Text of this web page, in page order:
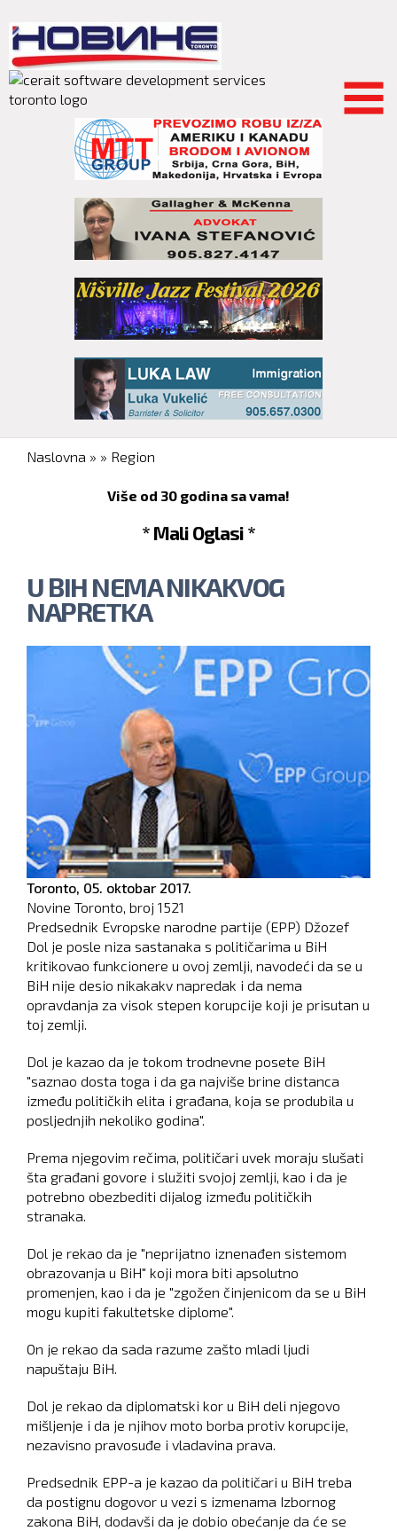
main
content
You are here
Naslovna » » Region
Više od 30 godina sa vama!
* Mali Oglasi *
U BIH NEMA NIKAKVOG
NAPRETKA
Toronto, 05. oktobar 2017.
Novine Toronto, broj 1521
Predsednik Evropske narodne partije (EPP) Džozef
Dol je posle niza sastanaka s političarima u BiH
kritikovao funkcionere u ovoj zemlji, navodeći da se u
BiH nije desio nikakakv napredak i da nema
opravdanja za visok stepen korupcije koji je prisutan u
toj zemlji.
Dol je kazao da je tokom trodnevne posete BiH
"saznao dosta toga i da ga najviše brine distanca
između političkih elita i građana, koja se produbila u
posljednjih nekoliko godina".
Prema njegovim rečima, političari uvek moraju slušati
šta građani govore i služiti svojoj zemlji, kao i da je
potrebno obezbediti dijalog između političkih
stranaka.
Dol je rekao da je "neprijatno iznenađen sistemom
obrazovanja u BiH" koji mora biti apsolutno
promenjen, kao i da je "zgožen činjenicom da se u BiH
mogu kupiti fakultetske diplome".
On je rekao da sada razume zašto mladi ljudi
napuštaju BiH.
Dol je rekao da diplomatski kor u BiH deli njegovo
mišljenje i da je njihov moto borba protiv korupcije,
nezavisno pravosuđe i vladavina prava.
Predsednik EPP-a je kazao da političari u BiH treba
da postignu dogovor u vezi s izmenama Izbornog
zakona BiH, dodavši da je dobio obećanje da će se